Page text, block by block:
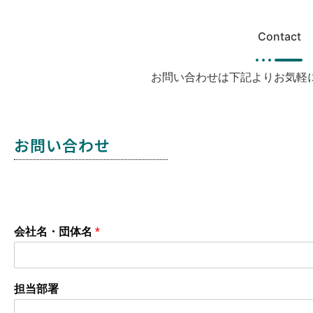
Contact
お問い合わせは下記よりお気軽
お問い合わせ
会社名・団体名 *
担当部署